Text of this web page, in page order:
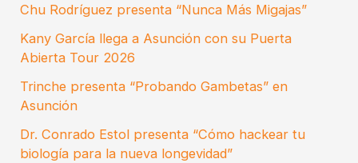
Chu Rodríguez presenta “Nunca Más Migajas”
Kany García llega a Asunción con su Puerta
Abierta Tour 2026
Trinche presenta “Probando Gambetas” en
Asunción
Dr. Conrado Estol presenta “Cómo hackear tu
biología para la nueva longevidad”